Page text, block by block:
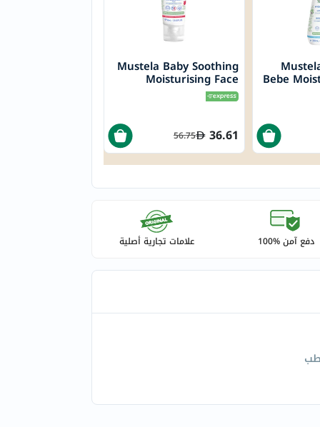
Mustela Baby Soothing
Moisturising Face
Cream For Sensitive
Skin, Fragrance-Free
36.61
56.75
Bebe
دفع آمن %100 علامات تجارية أصلية